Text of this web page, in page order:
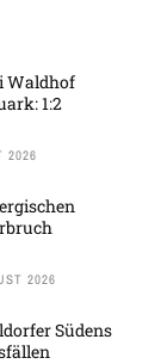
Waldhof
1:2
2026
2026
Südens